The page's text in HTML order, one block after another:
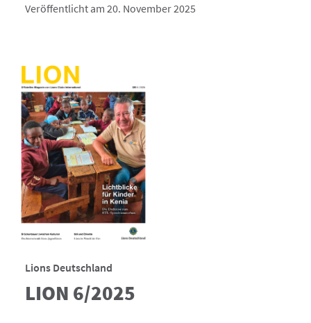
Veröffentlicht am 20. November 2025
Lions Deutschland
LION 6/2025